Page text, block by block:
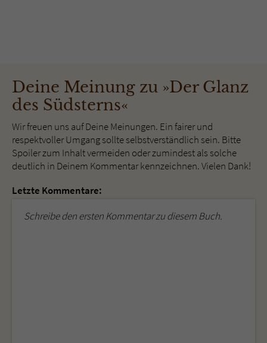
Deine Meinung zu »Der Glanz
des Südsterns«
Wir freuen uns auf Deine Meinungen. Ein fairer und
respektvoller Umgang sollte selbstverständlich sein. Bitte
Spoiler zum Inhalt vermeiden oder zumindest als solche
deutlich in Deinem Kommentar kennzeichnen. Vielen Dank!
Letzte Kommentare:
Schreibe den ersten Kommentar zu diesem Buch.